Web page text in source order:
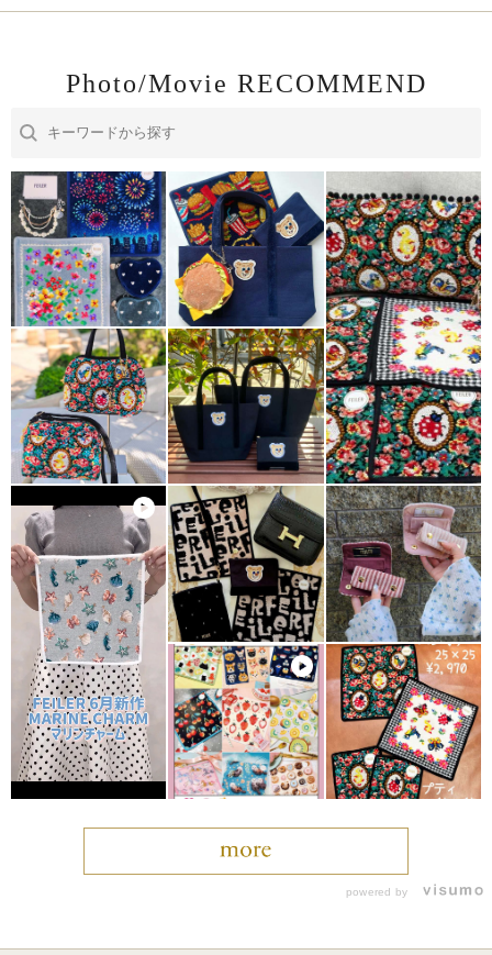
Photo/Movie RECOMMEND
powered by